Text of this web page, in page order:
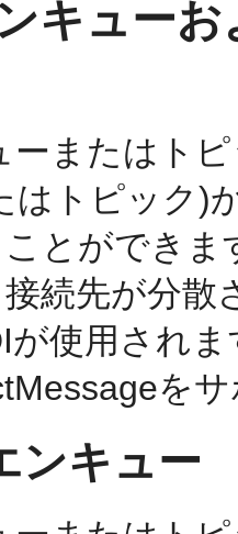
キュー
ーまたはト
はトピック)
とができ
続先が分
が使用され
を
ンキュー